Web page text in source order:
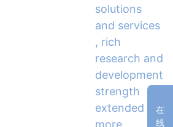
solutions
and services
, rich
research and
development
strength
extended to在
线